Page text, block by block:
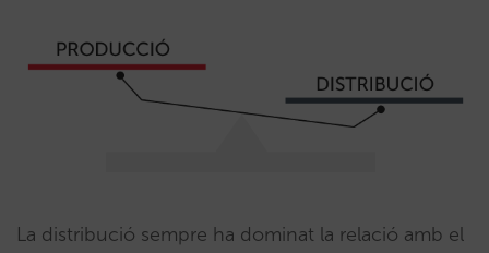
La distribució sempre ha dominat la relació amb el